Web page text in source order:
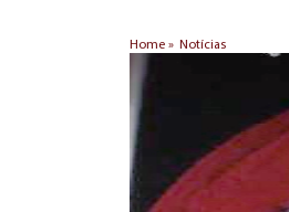
Home » Notícias